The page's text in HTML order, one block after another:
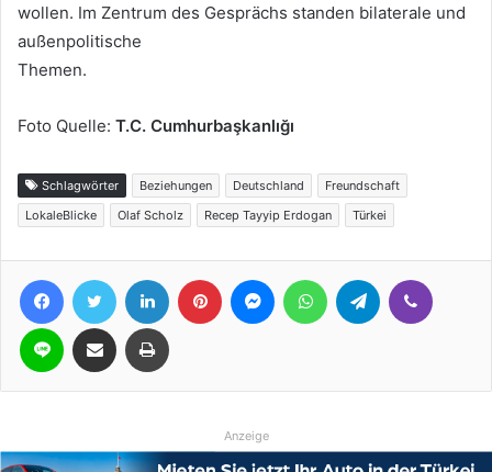
wollen. Im Zentrum des Gesprächs standen bilaterale und
außenpolitische
Themen.
Foto Quelle: T.C. Cumhurbaşkanlığı
Schlagwörter Beziehungen Deutschland
Freundschaft
LokaleBlicke
Olaf Scholz Recep Tayyip Erdogan Türkei
FacebookTwitter LinkedIn Pinterest MessengerWhatsAppTelegram
Line Teile per E-Mail Drucken
Anzeige